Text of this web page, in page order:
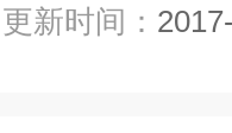
更新时间：